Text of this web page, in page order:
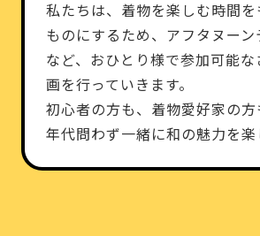
私たちは、着物を楽しむ時間
ものにするため、アフタヌーン
など、おひとり様で参加可能
画を行っていきます。
初心者の方も、着物愛好家の方
年代問わず一緒に和の魅力を楽